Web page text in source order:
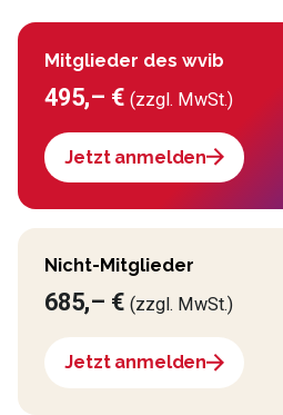
Mitglieder des wvib
495,– €(zzgl. MwSt.)
Jetzt anmelden
Nicht-Mitglieder
685,– €(zzgl. MwSt.)
Jetzt anmelden